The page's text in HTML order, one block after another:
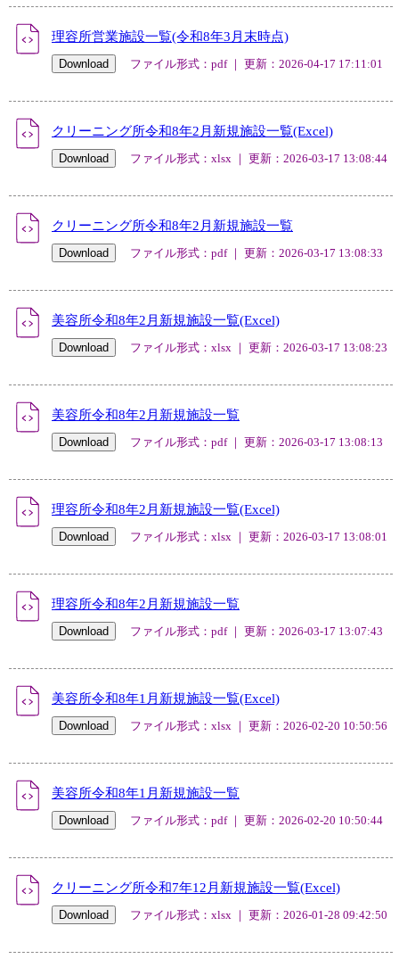
理容所営業施設一覧(令和8年3月末時点)
ファイル形式：pdf ｜ 更新：2026-04-17 17:11:01
クリーニング所令和8年2月新規施設一覧(Excel)
ファイル形式：xlsx ｜ 更新：2026-03-17 13:08:44
クリーニング所令和8年2月新規施設一覧
ファイル形式：pdf ｜ 更新：2026-03-17 13:08:33
美容所令和8年2月新規施設一覧(Excel)
ファイル形式：xlsx ｜ 更新：2026-03-17 13:08:23
美容所令和8年2月新規施設一覧
ファイル形式：pdf ｜ 更新：2026-03-17 13:08:13
理容所令和8年2月新規施設一覧(Excel)
ファイル形式：xlsx ｜ 更新：2026-03-17 13:08:01
理容所令和8年2月新規施設一覧
ファイル形式：pdf ｜ 更新：2026-03-17 13:07:43
美容所令和8年1月新規施設一覧(Excel)
ファイル形式：xlsx ｜ 更新：2026-02-20 10:50:56
美容所令和8年1月新規施設一覧
ファイル形式：pdf ｜ 更新：2026-02-20 10:50:44
クリーニング所令和7年12月新規施設一覧(Excel)
ファイル形式：xlsx ｜ 更新：2026-01-28 09:42:50